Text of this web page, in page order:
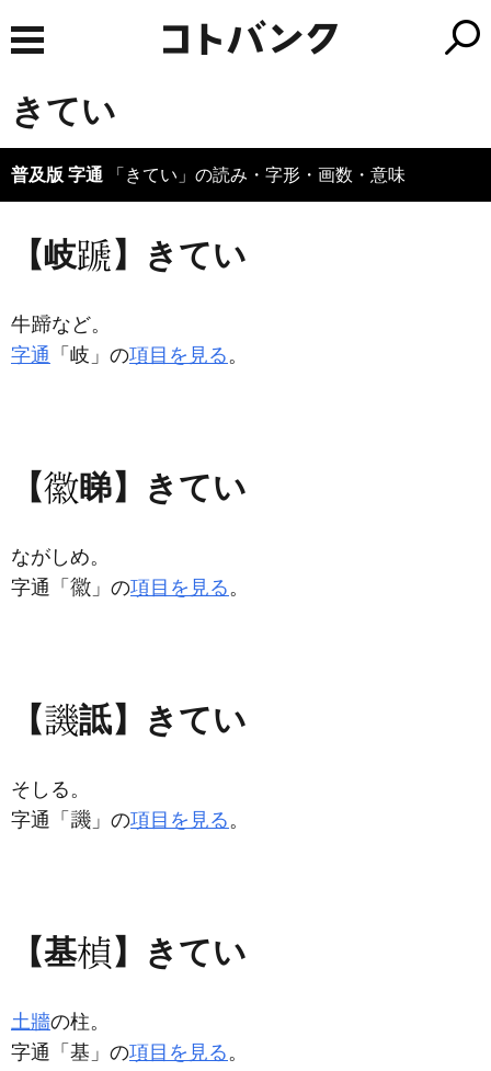
きてい
普及版 字通 「きてい」の読み・字形・画数・意味
【岐 】きてい
牛
など。
字通 「岐」の項目を見る。
【 睇】きてい
ながしめ。
字通「
」の項目を見る。
【 詆】きてい
そしる。
字通「
」の項目を見る。
【基 】きてい
土牆の柱。
字通「基」の項目を見る。